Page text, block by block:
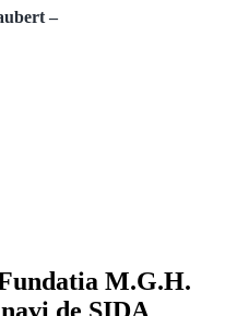
–
M.G.H.